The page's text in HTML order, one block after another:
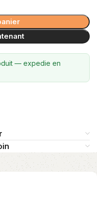
— expedie en